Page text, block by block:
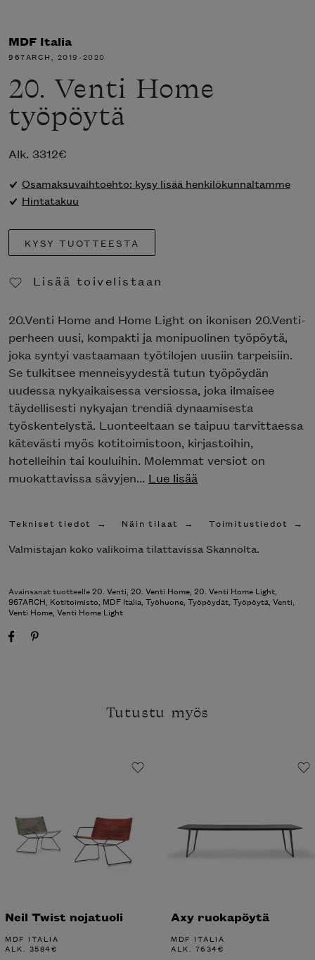
MDF Italia
967ARCH, 2019-2020
20. Venti Home
työpöytä
Alk. 3312€
Osamaksuvaihtoehto: kysy lisää henkilökunnaltamme
Hintatakuu
KYSY TUOTTEESTA
Lisää toivelistaan
20.Venti Home and Home Light on ikonisen 20.Venti-
perheen uusi, kompakti ja monipuolinen työpöytä,
joka syntyi vastaamaan työtilojen uusiin tarpeisiin.
Se tulkitsee menneisyydestä tutun työpöydän
uudessa nykyaikaisessa versiossa, joka ilmaisee
täydellisesti nykyajan trendiä dynaamisesta
työskentelystä. Luonteeltaan se taipuu tarvittaessa
kätevästi myös kotitoimistoon, kirjastoihin,
hotelleihin tai kouluihin. Molemmat versiot on
muokattavissa sävyjen... Lue lisää
Tekniset tiedot Näin tilaat Toimitustiedot
Valmistajan koko valikoima tilattavissa Skannolta.
Avainsanat tuotteelle20. Venti, 20. Venti Home, 20. Venti Home Light,
967ARCH, Kotitoimisto, MDF Italia, Työhuone, Työpöydät, Työpöytä, Venti,
Venti Home, Venti Home Light
Tutustu myös
Neil Twist nojatuoli
MDF ITALIA
ALK. 3584€
Axy ruokapöytä
MDF ITALIA
ALK. 7634€